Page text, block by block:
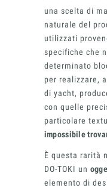
una scelta di
naturale del
utilizzati
specifiche che
determinato
per realizzare,
di yacht,
con quelle
particolare
impossibile
È questa rarità
DO-TOKI un
elemento di
Messaggio
indicazioni